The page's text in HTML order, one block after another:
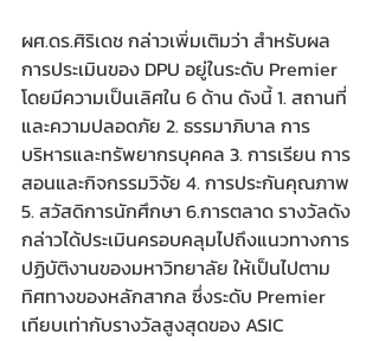
ผศ.ดร.ศิริเดช กล่าวเพิ่มเติมว่า สำหรับผล
การประเมินของ DPU อยู่ในระดับ Premier
โดยมีความเป็นเลิศใน 6 ด้าน ดังนี้ 1. สถานที่
และความปลอดภัย 2. ธรรมาภิบาล การ
บริหารและทรัพยากรบุคคล 3. การเรียน การ
สอนและกิจกรรมวิจัย 4. การประกันคุณภาพ
5. สวัสดิการนักศึกษา 6.การตลาด รางวัลดัง
กล่าวได้ประเมินครอบคลุมไปถึงแนวทางการ
ปฏิบัติงานของมหาวิทยาลัย ให้เป็นไปตาม
ทิศทางของหลักสากล ซึ่งระดับ Premier
เทียบเท่ากับรางวัลสูงสุดของ ASIC